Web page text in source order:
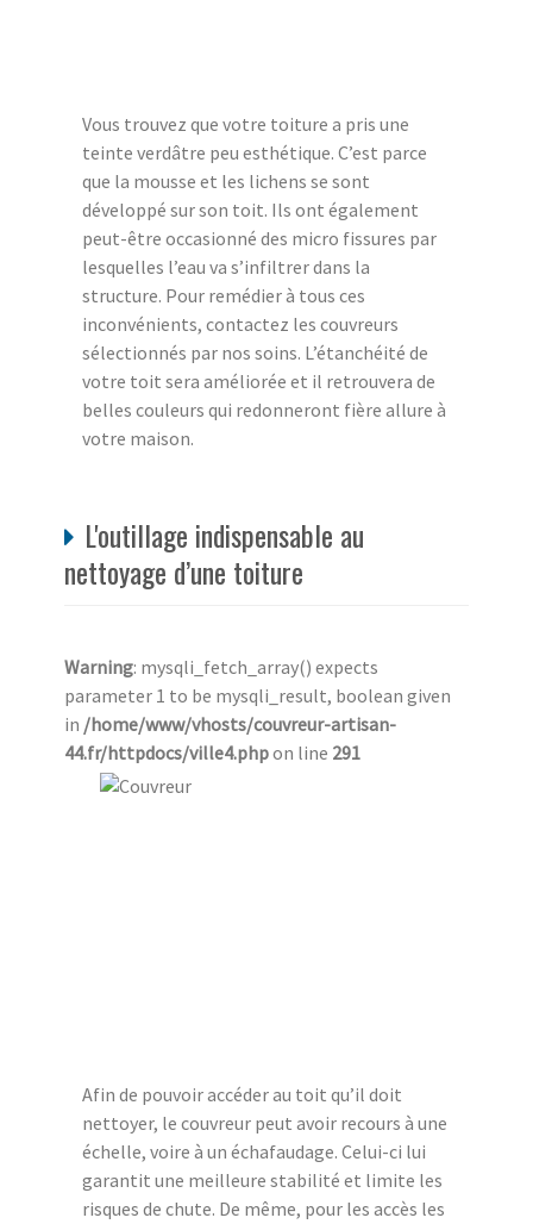
Vous trouvez que votre toiture a pris une
teinte verdâtre peu esthétique. C’est parce
que la mousse et les lichens se sont
développé sur son toit. Ils ont également
peut-être occasionné des micro fissures par
lesquelles l’eau va s’infiltrer dans la
structure. Pour remédier à tous ces
inconvénients, contactez les couvreurs
sélectionnés par nos soins. L’étanchéité de
votre toit sera améliorée et il retrouvera de
belles couleurs qui redonneront fière allure à
votre maison.
L'outillage indispensable au
nettoyage d’une toiture
Warning: mysqli_fetch_array() expects
parameter 1 to be mysqli_result, boolean given
in /home/www/vhosts/couvreur-artisan-
44.fr/httpdocs/ville4.phpon line 291
Afin de pouvoir accéder au toit qu’il doit
nettoyer, le couvreur peut avoir recours à une
échelle, voire à un échafaudage. Celui-ci lui
garantit une meilleure stabilité et limite les
risques de chute. De même, pour les accès les